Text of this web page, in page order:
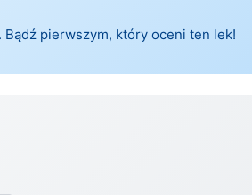
Bądź pierwszym, który oceni ten lek!